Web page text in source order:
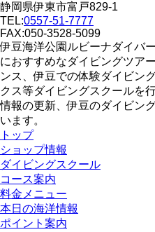
静岡県伊東市富戸829-1
TEL:0557-51-7777
FAX:050-3528-5099
伊豆海洋公園ルビーナダイバ
におすすめなダイビングツア
ンス、伊豆での体験ダイビン
クス等ダイビングスクールを
情報の更新、伊豆のダイビン
います。
トップ
ショップ情報
ダイビングスクール
コース案内
料金メニュー
本日の海洋情報
ポイント案内